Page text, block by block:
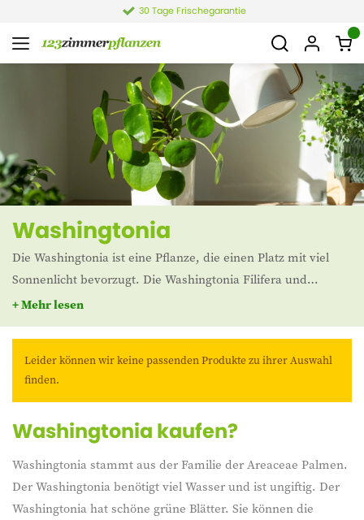
30 Tage Frischegarantie
Washingtonia
Die Washingtonia ist eine Pflanze, die einen Platz mit viel
Sonnenlicht bevorzugt. Die Washingtonia Filifera und
Robusta sind Arten, die aus Kalifornien und Mexiko
stammen. In den Niederlanden ist die Pflanze auch als
+ Mehr lesen
Leider können wir keine passenden Produkte zu ihrer Auswahl
finden.
Washingtonia kaufen?
Washingtonia stammt aus der Familie der Areaceae Palmen.
Der Washingtonia benötigt viel Wasser und ist ungiftig. Der
Washingtonia hat schöne grüne Blätter. Sie können die